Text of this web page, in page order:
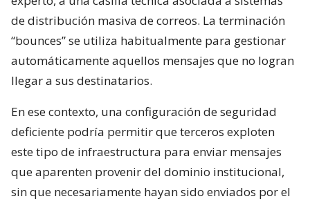
de distribución masiva de correos. La terminación
“bounces” se utiliza habitualmente para gestionar
automáticamente aquellos mensajes que no logran
llegar a sus destinatarios.
En ese contexto, una configuración de seguridad
deficiente podría permitir que terceros exploten
este tipo de infraestructura para enviar mensajes
que aparenten provenir del dominio institucional,
sin que necesariamente hayan sido enviados por el